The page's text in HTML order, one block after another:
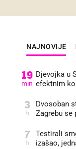
NAJNOVIJE
19
min
Djevojka u
efektnim
3
h
Dvosoban
Zagrebu se
7
h
Testirali
izašao,